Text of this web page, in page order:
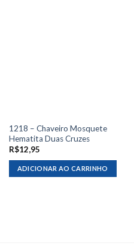
1218 – Chaveiro Mosquete
Hematita Duas Cruzes
R$12,95
ADICIONAR AO CARRINHO